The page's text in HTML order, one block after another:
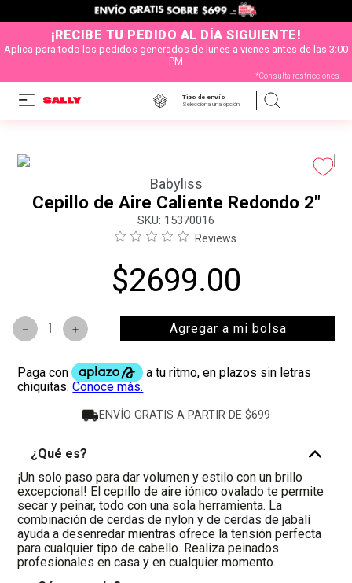
¡RECIBE TU PEDIDO AL DÍA SIGUIENTE!
Aplica para todo los pedidos generados de lunes a vienes antes de las 3:00
PM
*Consulta restricciones
Tipo de envío
Selecciona una opción
Babyliss
Cepillo de Aire Caliente Redondo 2"
: 15370016
Reviews
$2699.00
＋
－ Agregar a mi bolsa
ENVÍO GRATIS A PARTIR DE $699
¿Qué es?
-
¡Un solo paso para dar volumen y estilo con un brillo
excepcional! El cepillo de aire iónico ovalado te permite
secar y peinar, todo con una sola herramienta. La
combinación de cerdas de nylon y de cerdas de jabalí
ayuda a desenredar mientras ofrece la tensión perfecta
para cualquier tipo de cabello. Realiza peinados
profesionales en casa y en cualquier momento.